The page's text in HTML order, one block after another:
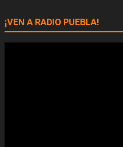
¡VEN A RADIO PUEBLA!